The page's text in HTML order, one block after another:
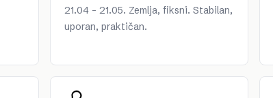
21.04 - 21.05. Zemlja, fiksni. Stabilan,
uporan, praktičan.